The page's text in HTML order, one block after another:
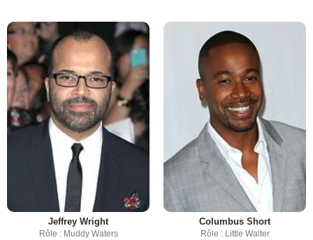
Jeffrey Wright
Rôle : Muddy Waters
Columbus Short
Rôle : Little Walter